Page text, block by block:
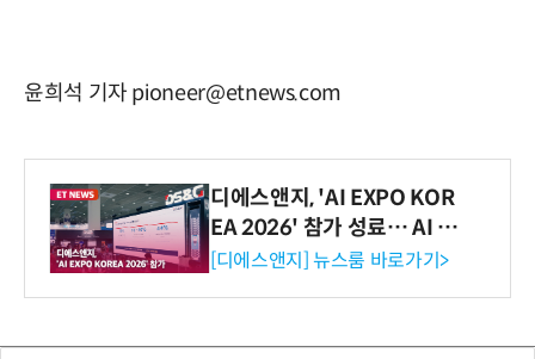
윤희석 기자 pioneer@etnews.com
디에스앤지, 'AI EXPO KOR
EA 2026' 참가 성료… AI 전
생애주기 아우르는 통합 솔루
[디에스앤지] 뉴스룸 바로가기>